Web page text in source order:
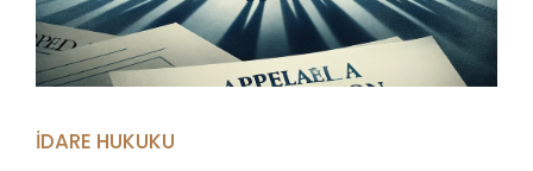
İDARE HUKUKU